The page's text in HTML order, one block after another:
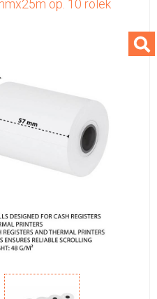
op. 10 rolek